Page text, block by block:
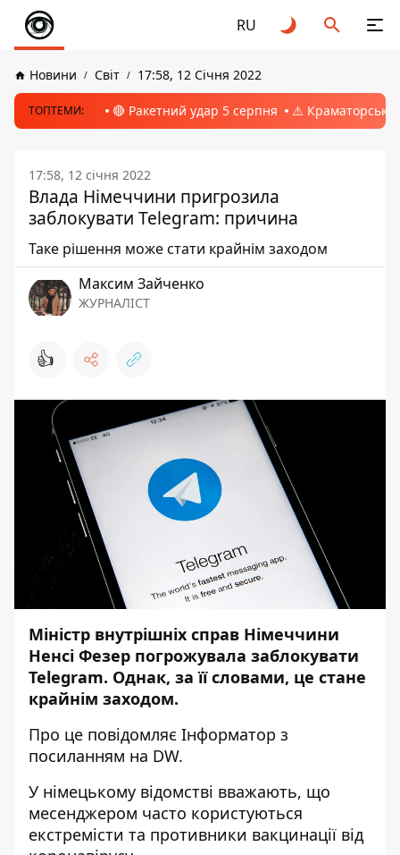
RU
Новини Світ 17:58, 12 Січня 2022
ТОПТЕМИ: 🔴 Ракетний удар 5 серпня ⚠️ Краматорськ,
17:58, 12 січня 2022
Влада Німеччини пригрозила
заблокувати Telegram: причина
Таке рішення може стати крайнім заходом
Максим Зайченко
ЖУРНАЛІСТ
👍
Міністр внутрішніх справ Німеччини
Ненсі Фезер погрожувала заблокувати
Telegram. Однак, за її словами, це стане
крайнім заходом.
Про це повідомляє Інформатор з
посиланням на DW.
У німецькому відомстві вважають, що
месенджером часто користуються
екстремісти та противники вакцинації від